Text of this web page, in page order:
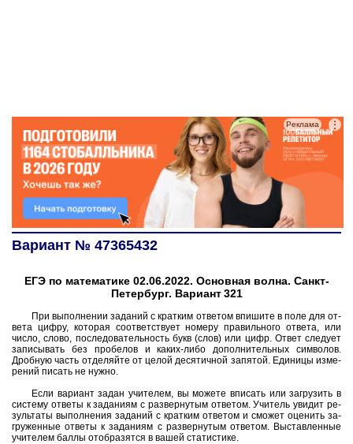
⋮
Реклама
Вариант № 47365432
ЕГЭ по математике 02.06.2022. Основная волна. Санкт-
Петербург. Вариант 321
При вы­пол­не­нии за­да­ний с крат­ким от­ве­том впи­ши­те в поле для от­
ве­та цифру, ко­то­рая со­от­вет­ству­ет но­ме­ру пра­виль­но­го от­ве­та, или
число, слово, по­сле­до­ва­тель­ность букв (слов) или цифр. Ответ сле­ду­ет
за­пи­сы­вать без про­бе­лов и каких-либо до­пол­ни­тель­ных сим­во­лов.
Дроб­ную часть от­де­ляй­те от целой де­ся­тич­ной за­пя­той. Еди­ни­цы из­ме­
ре­ний пи­сать не нужно.
Если ва­ри­ант задан учи­те­лем, вы мо­же­те впи­сать или за­гру­зить в
си­сте­му от­ве­ты к за­да­ни­ям с раз­вер­ну­тым от­ве­том. Учи­тель уви­дит ре­
зуль­та­ты вы­пол­не­ния за­да­ний с крат­ким от­ве­том и смо­жет оце­нить за­
гру­жен­ные от­ве­ты к за­да­ни­ям с раз­вер­ну­тым от­ве­том. Вы­став­лен­ные
учи­те­лем баллы отоб­ра­зят­ся в вашей ста­ти­сти­ке.